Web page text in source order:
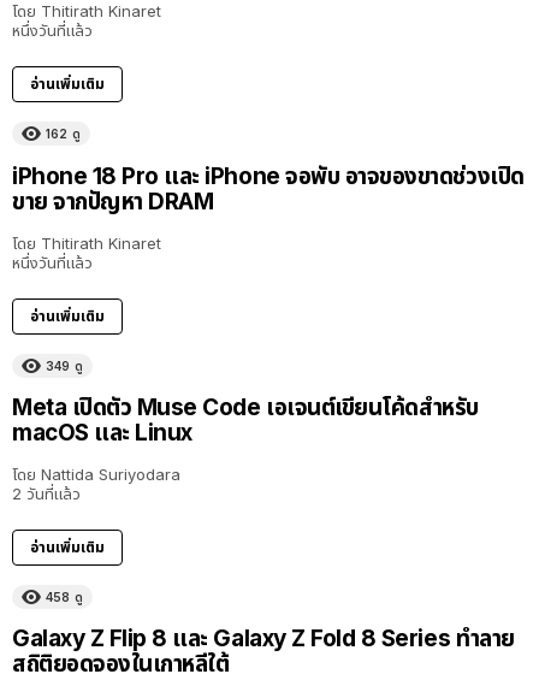
โดย Thitirath Kinaret
หนึ่งวันที่แล้ว
อ่านเพิ่มเติม
162 ดู
iPhone 18 Pro และ iPhone จอพับ อาจของขาดช่วงเปิด
ขาย จากปัญหา DRAM
โดย Thitirath Kinaret
หนึ่งวันที่แล้ว
อ่านเพิ่มเติม
349 ดู
Meta เปิดตัว Muse Code เอเจนต์เขียนโค้ดสำหรับ
macOS และ Linux
โดย Nattida Suriyodara
2 วันที่แล้ว
อ่านเพิ่มเติม
458 ดู
Galaxy Z Flip 8 และ Galaxy Z Fold 8 Series ทำลาย
สถิติยอดจองในเกาหลีใต้